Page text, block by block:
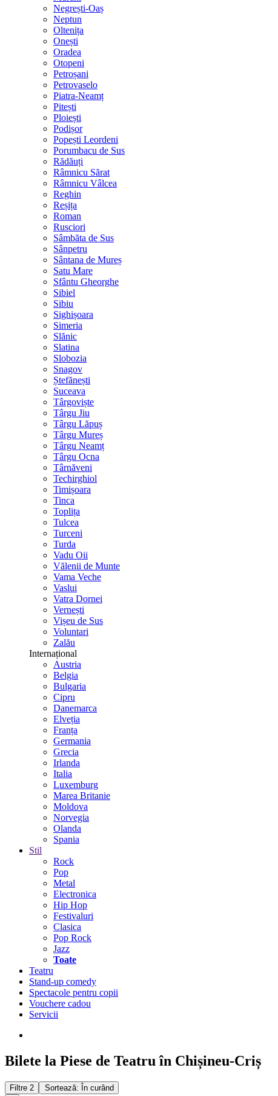
Negrești-Oaș
Neptun
Oltenița
Onești
Oradea
Otopeni
Petroșani
Petrovaselo
Piatra-Neamț
Pitești
Ploiești
Podișor
Popești Leordeni
Porumbacu de Sus
Rădăuți
Râmnicu Sărat
Râmnicu Vâlcea
Reghin
Reșița
Roman
Rusciori
Sâmbăta de Sus
Sânpetru
Sântana de Mureș
Satu Mare
Sfântu Gheorghe
Sibiel
Sibiu
Sighișoara
Simeria
Slănic
Slatina
Slobozia
Snagov
Ștefănești
Suceava
Târgoviște
Târgu Jiu
Târgu Lăpuș
Târgu Mureș
Târgu Neamț
Târgu Ocna
Târnăveni
Techirghiol
Timișoara
Tinca
Toplița
Tulcea
Turceni
Turda
Vadu Oii
Vălenii de Munte
Vama Veche
Vaslui
Vatra Dornei
Vernești
Vișeu de Sus
Voluntari
Zalău
Internațional
Austria
Belgia
Bulgaria
Cipru
Danemarca
Elveția
Franța
Germania
Grecia
Irlanda
Italia
Luxemburg
Marea Britanie
Moldova
Norvegia
Olanda
Spania
Stil
Rock
Pop
Metal
Electronica
Hip Hop
Festivaluri
Clasica
Pop Rock
Jazz
Toate
Teatru
Stand-up comedy
Spectacole pentru copii
Vouchere cadou
Servicii
Bilete la Piese de Teatru în Chișineu-Criș
Filtre 2
Sortează: În curând